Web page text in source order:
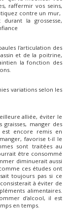
raffermir vos seins,
contre un mur,
la grossesse,
l'articulation des
et de la poitrine,
la fonction des
variations selon les
alliée, éviter le
manger des
est encore remis en
favorise t-il le
sont traitées au
être consommé
diminuerait aussi
ces études ont
toujours pas si ce
à éviter de
alimentaires.
d'alcool, il est
en temps.